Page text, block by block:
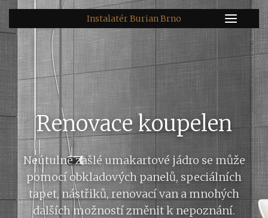
Instalatér Burian Brno
Renovace koupelen
Neútulné zašlé umakartové jádro se může
pomocí obkladových panelů, speciálních
tapet, nástřiků, renovací van a mnohých
dalších možností změnit k nepoznání.